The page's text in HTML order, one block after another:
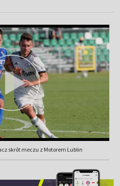
skrót meczu z Motorem Lublin